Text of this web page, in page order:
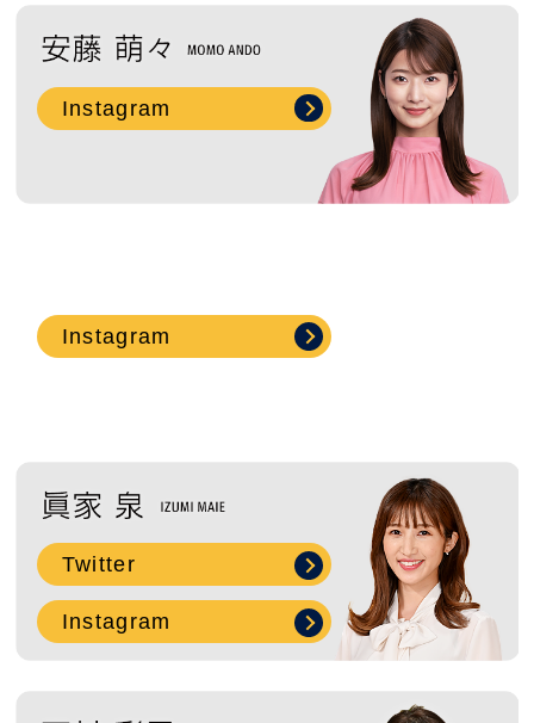
Instagram
Instagram
Twitter
Instagram